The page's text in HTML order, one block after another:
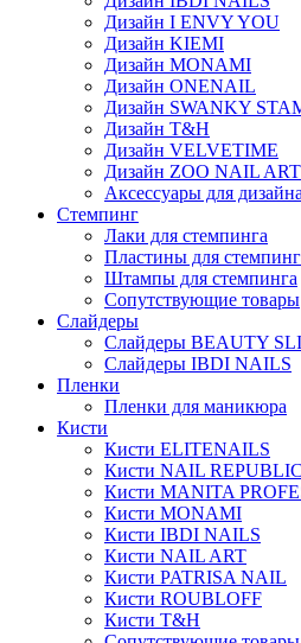
Дизайн I ENVY YOU
Дизайн KIEMI
Дизайн MONAMI
Дизайн ONENAIL
Дизайн SWANKY
Дизайн T&H
Дизайн VELVETIME
Дизайн ZOO NAIL ART
Аксессуары для дизайна
Стемпинг
Лаки для стемпинга
Пластины для
Штампы для стемпинга
Сопутствующие товары
Слайдеры
Слайдеры BEAUTY
Слайдеры IBDI NAILS
Пленки
Пленки для маникюра
Кисти
Кисти ELITENAILS
Кисти NAIL REPUBLIC
Кисти MANITA
Кисти MONAMI
Кисти IBDI NAILS
Кисти NAIL ART
Кисти PATRISA NAIL
Кисти ROUBLOFF
Кисти T&H